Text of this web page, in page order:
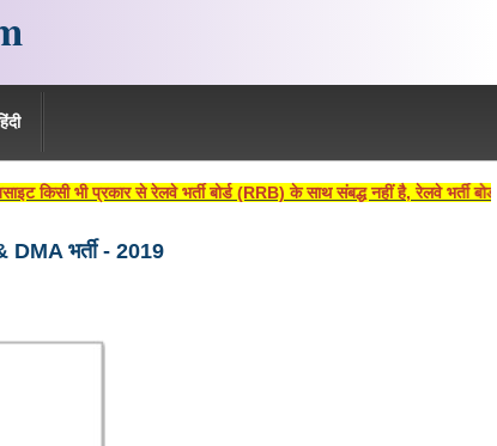
भी प्रकार से रेलवे भर्ती बोर्ड (RRB) के साथ संबद्ध नहीं है, रेलवे भर्ती बोर्ड
भर्ती - 2019